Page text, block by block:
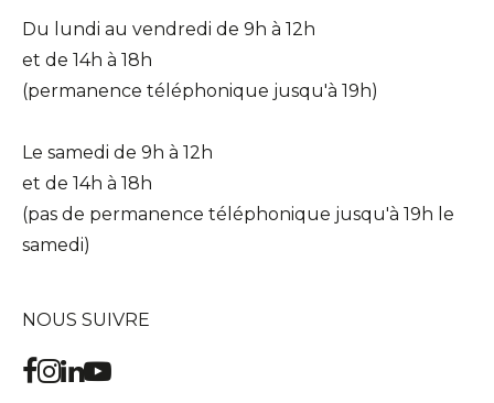
Du lundi au vendredi de 9h à 12h
et de 14h à 18h
(permanence téléphonique jusqu'à 19h)
Le samedi de 9h à 12h
et de 14h à 18h
(pas de permanence téléphonique jusqu'à 19h le
samedi)
NOUS SUIVRE